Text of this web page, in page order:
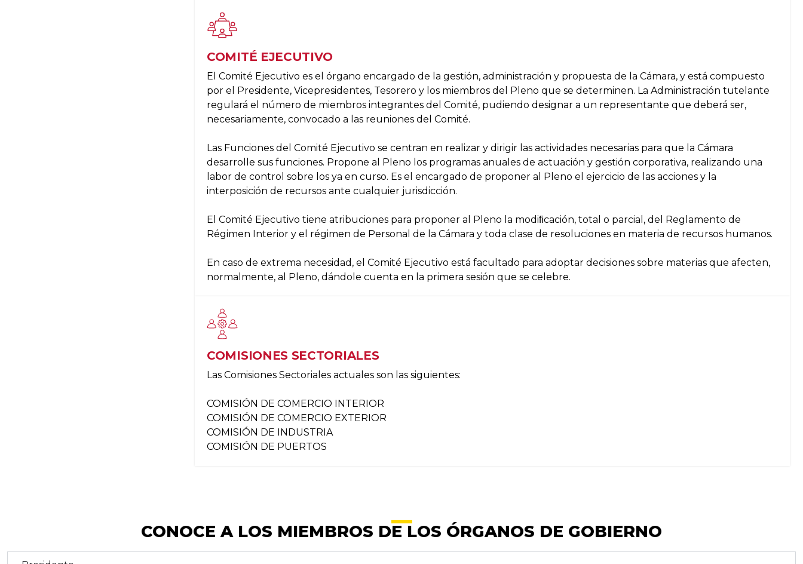
COMITÉ EJECUTIVO
El Comité Ejecutivo es el órgano encargado de la gestión, administración y propuesta de la Cámara, y está compuesto
por el Presidente, Vicepresidentes, Tesorero y los miembros del Pleno que se determinen. La Administración tutelante
regulará el número de miembros integrantes del Comité, pudiendo designar a un representante que deberá ser,
necesariamente, convocado a las reuniones del Comité.
Las Funciones del Comité Ejecutivo se centran en realizar y dirigir las actividades necesarias para que la Cámara
desarrolle sus funciones. Propone al Pleno los programas anuales de actuación y gestión corporativa, realizando una
labor de control sobre los ya en curso. Es el encargado de proponer al Pleno el ejercicio de las acciones y la
interposición de recursos ante cualquier jurisdicción.
El Comité Ejecutivo tiene atribuciones para proponer al Pleno la modiﬁcación, total o parcial, del Reglamento de
Régimen Interior y el régimen de Personal de la Cámara y toda clase de resoluciones en materia de recursos humanos.
En caso de extrema necesidad, el Comité Ejecutivo está facultado para adoptar decisiones sobre materias que afecten,
normalmente, al Pleno, dándole cuenta en la primera sesión que se celebre.
COMISIONES SECTORIALES
Las Comisiones Sectoriales actuales son las siguientes:
COMISIÓN DE COMERCIO INTERIOR
COMISIÓN DE COMERCIO EXTERIOR
COMISIÓN DE INDUSTRIA
COMISIÓN DE PUERTOS
CONOCE A LOS MIEMBROS DE LOS ÓRGANOS DE GOBIERNO